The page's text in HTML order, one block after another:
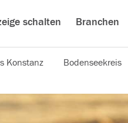
schalten Branchen
Konstanz Bodenseekreis